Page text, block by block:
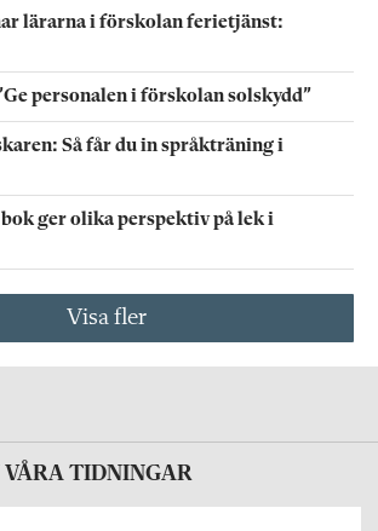
lärarna i förskolan ferietjänst:
personalen i förskolan solskydd”
Så får du in språkträning i
bok ger olika perspektiv på lek i
Visa fler
VÅRA TIDNINGAR